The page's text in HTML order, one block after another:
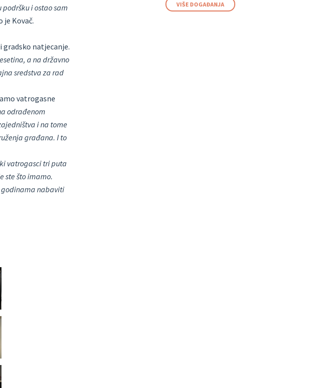
i ostao sam
je Kovač.
gradsko natjecanje.
a na državno
sredstva za rad
vatrogasne
odrađenom
i na tome
građana. I to
vatrogasci tri puta
ste što imamo.
godinama nabaviti
VIŠE DOGAĐANJA